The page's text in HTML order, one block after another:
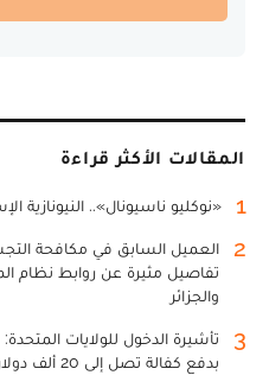
المقالات الأكثر قراءة
1 «نوكليو ناسيونال».. النيونازية
2
العميل السابق في مكافحة
تفاصيل مثيرة عن روابط نظام
والجزائر
3
بدفع كفالة تصل إلى 20 ألف دولار